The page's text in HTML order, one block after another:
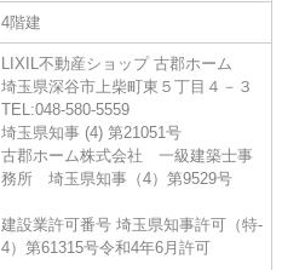
4階建
LIXIL不動産ショップ 古郡ホーム
埼玉県深谷市上柴町東５丁目４－３
TEL:048-580-5559
埼玉県知事 (4) 第21051号
古郡ホーム株式会社 一級建築士事
務所 埼玉県知事（4）第9529号
建設業許可番号 埼玉県知事許可（特-
4）第61315号令和4年6月許可